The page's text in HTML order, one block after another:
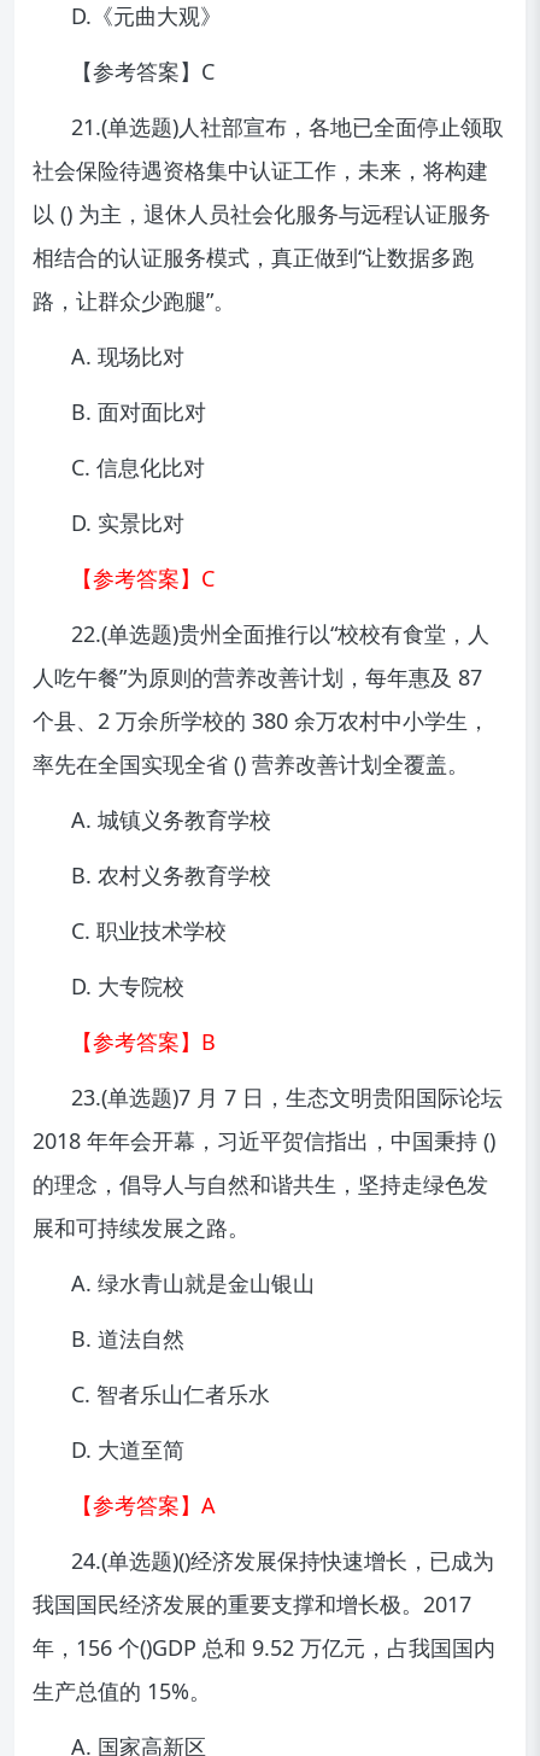
D.《元曲大观》
【参考答案】C
21.(单选题)人社部宣布，各地已全面停止领取
社会保险待遇资格集中认证工作，未来，将构建
以 () 为主，退休人员社会化服务与远程认证服务
相结合的认证服务模式，真正做到“让数据多跑
路，让群众少跑腿”。
A. 现场比对
B. 面对面比对
C. 信息化比对
D. 实景比对
【参考答案】C
22.(单选题)贵州全面推行以“校校有食堂，人
人吃午餐”为原则的营养改善计划，每年惠及 87
个县、2 万余所学校的 380 余万农村中小学生，
率先在全国实现全省 () 营养改善计划全覆盖。
A. 城镇义务教育学校
B. 农村义务教育学校
C. 职业技术学校
D. 大专院校
【参考答案】B
23.(单选题)7 月 7 日，生态文明贵阳国际论坛
2018 年年会开幕，习近平贺信指出，中国秉持 ()
的理念，倡导人与自然和谐共生，坚持走绿色发
展和可持续发展之路。
A. 绿水青山就是金山银山
B. 道法自然
C. 智者乐山仁者乐水
D. 大道至简
【参考答案】A
24.(单选题)()经济发展保持快速增长，已成为
我国国民经济发展的重要支撑和增长极。2017
年，156 个()GDP 总和 9.52 万亿元，占我国国内
生产总值的 15%。
A. 国家高新区